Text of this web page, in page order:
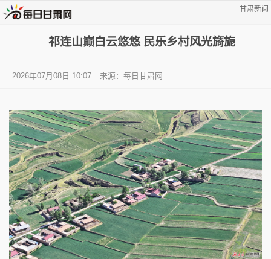
甘肃新闻
祁连山巅白云悠悠 民乐乡村风光旖旎
2026年07月08日 10:07 来源：每日甘肃网